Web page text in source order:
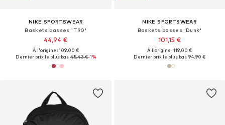
NIKE SPORTSWEAR
Baskets basses 'T90'
44,94 €
À l'origine : 109,00 €
Dernier prix le plus bas :45,43 €-1%
NIKE SPORTSWEAR
Baskets basses 'Dunk'
101,15 €
À l'origine : 119,00 €
Dernier prix le plus bas :94,90 €